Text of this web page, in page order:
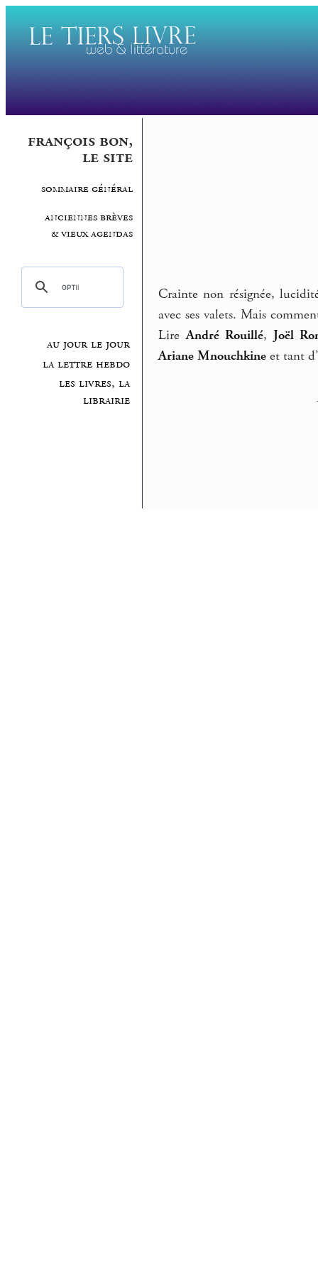
françois bon,
le site
sommaire général
anciennes brèves
& vieux agendas
au jour le jour
la lettre hebdo
les livres, la
librairie
Crainte non résignée,
avec ses valets. Mais
LireAndré Rouillé, Joël
Ariane Mnouchkine et tant